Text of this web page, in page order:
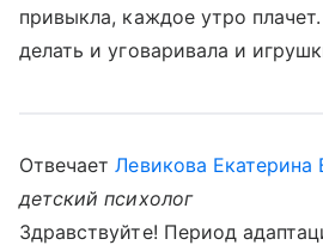
привыкла, каждое утро
делать и уговаривала и
ОтвечаетЛевикова Екатерина
детский психолог
Здравствуйте! Период